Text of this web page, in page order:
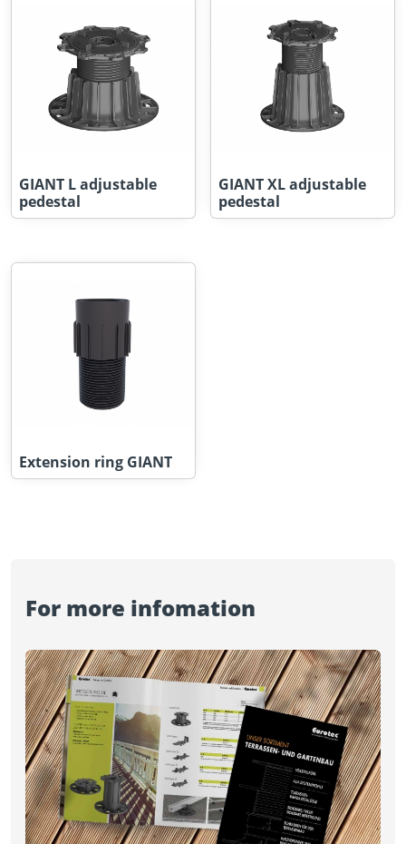
GIANT L adjustable
pedestal
GIANT XL adjustable
pedestal
Extension ring GIANT
For more infomation